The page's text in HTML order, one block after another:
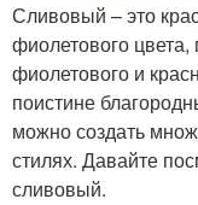
Сливовый – это
фиолетового
фиолетового и
поистине
можно создать
стилях. Давайте
сливовый.